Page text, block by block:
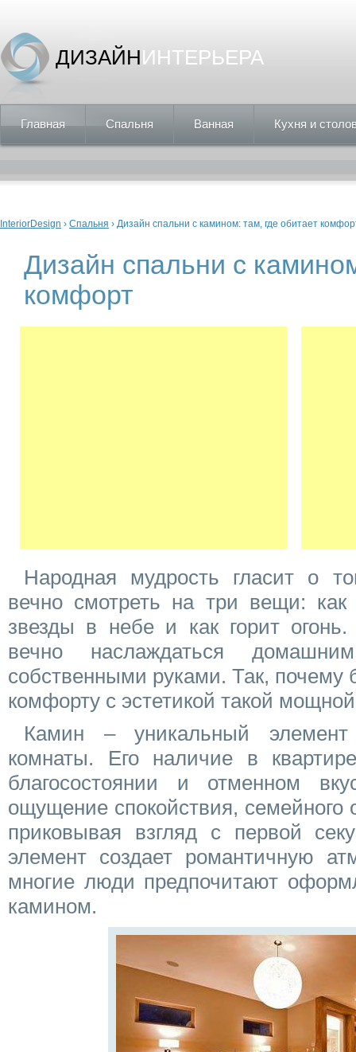
ДИЗАЙНИНТЕРЬЕРА
Главная Спальня Ванная Кухня и
Вы здесь
InteriorDesign › Спальня › Дизайн спальни с камином: там, где обитает
Дизайн спальни с
комфорт
Народная мудрость гласит о
вечно смотреть на три вещи: как
звезды в небе и как горит
вечно наслаждаться
собственными руками. Так, почему
комфорту с эстетикой такой
Камин – уникальный
комнаты. Его наличие в
благосостоянии и отменном
ощущение спокойствия, семейного
приковывая взгляд с первой
элемент создает романтичную
многие люди предпочитают
камином.